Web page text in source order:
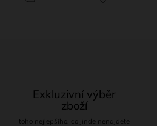
Exkluzivní výběr
zboží
toho nejlepšího, co jinde nenajdete